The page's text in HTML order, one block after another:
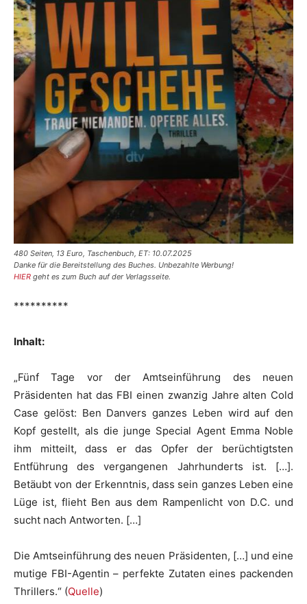
480 Seiten, 13 Euro, Taschenbuch, ET: 10.07.2025
Danke für die Bereitstellung des Buches. Unbezahlte Werbung!
HIER geht es zum Buch auf der Verlagsseite.
**********
Inhalt:
„Fünf Tage vor der Amtseinführung des neuen
Präsidenten hat das FBI einen zwanzig Jahre alten Cold
Case gelöst: Ben Danvers ganzes Leben wird auf den
Kopf gestellt, als die junge Special Agent Emma Noble
ihm mitteilt, dass er das Opfer der berüchtigtsten
Entführung des vergangenen Jahrhunderts ist. […].
Betäubt von der Erkenntnis, dass sein ganzes Leben eine
Lüge ist, flieht Ben aus dem Rampenlicht von D.C. und
sucht nach Antworten. […]
Die Amtseinführung des neuen Präsidenten, […] und eine
mutige FBI-Agentin – perfekte Zutaten eines packenden
Thrillers.“ (Quelle)